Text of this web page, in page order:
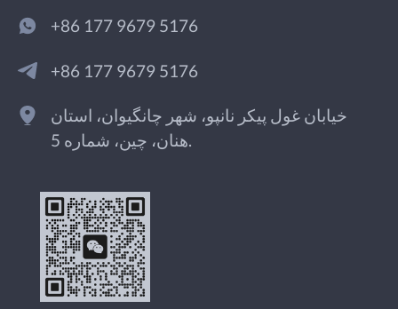
+86 177 9679 5176
+86 177 9679 5176
خیابان غول پیکر نانپو، شهر چانگیوان، استان
هنان، چین، شماره 5.